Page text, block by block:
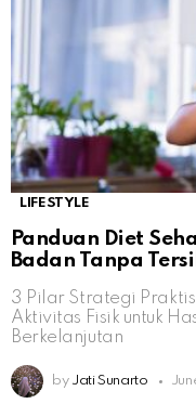
LIFESTYLE
Panduan Diet
Badan Tanpa
3 Pilar Strategi
Aktivitas Fisik untuk
Berkelanjutan
by Jati Sunarto